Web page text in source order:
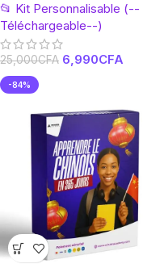
📂 Kit Personnalisable (--
Téléchargeable--)
25,000CFA 6,990CFA
-84%